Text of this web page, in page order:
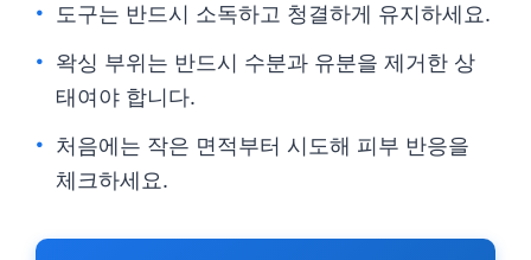
도구는 반드시 소독하고 청결하게 유지하세요.
왁싱 부위는 반드시 수분과 유분을 제거한 상
태여야 합니다.
처음에는 작은 면적부터 시도해 피부 반응을
체크하세요.